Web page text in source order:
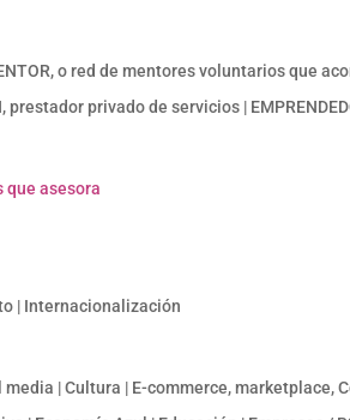
o red de mentores voluntarios que
prestador privado de servicios |
que asesora
| Internacionalización
| Cultura | E-commerce, marketplace,